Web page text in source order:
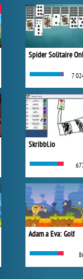
Spider Solitaire
7
Skribbl.io
Adam a Eva: Golf